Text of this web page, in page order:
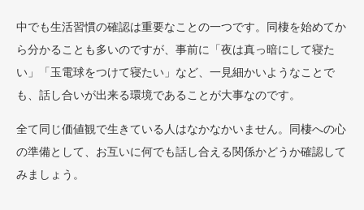
中でも生活習慣の確認は重要なことの一つです。同棲を始めてか
ら分かることも多いのですが、事前に「夜は真っ暗にして寝た
い」「玉電球をつけて寝たい」など、一見細かいようなことで
も、話し合いが出来る環境であることが大事なのです。
全て同じ価値観で生きている人はなかなかいません。同棲への心
の準備として、お互いに何でも話し合える関係かどうか確認して
みましょう。